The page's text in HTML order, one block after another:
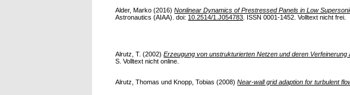
Alder, Marko (2016)Nonlinear Dynamics of Prestressed Panels in Low
Astronautics (AIAA). doi: 10.2514/1.J054783 . ISSN 0001-1452. Volltext nicht frei.
Alrutz, T. (2002)Erzeugung von unstrukturierten Netzen und deren
S. Volltext nicht online.
Alrutz, Thomas undKnopp, Tobias (2008)Near-wall grid adaption for turbulent